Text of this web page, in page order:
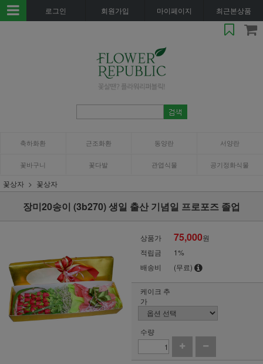
로그인 회원가입 마이페이지 최근본상품
축하화환 근조화환 동양란 서양란
꽃바구니 꽃다발 관엽식물 공기정화식물
꽃상자 꽃상자
장미20송이 (3b270) 생일 출산 기념일 프로포즈 졸업
상품가 75,000원
적립금
1%
배송비
(무료)
케이크 추
가
수량